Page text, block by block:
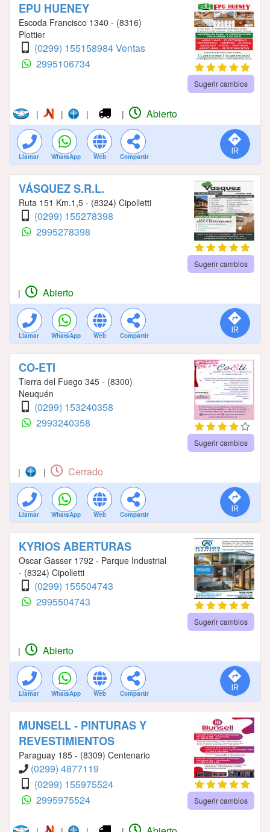
EPU HUENEY
Escoda Francisco 1340 - (8316)
Plottier
(0299) 155158984 Ventas
2995106734
Sugerir cambios
| | | | Abierto
Llamar WhatsApp Web Compartir
VÁSQUEZ S.R.L.
Ruta 151 Km.1,5 - (8324) Cipolletti
(0299) 155278398
2995278398
Sugerir cambios
| Abierto
Llamar WhatsApp Web Compartir
CO-ETI
Tierra del Fuego 345 - (8300)
Neuquén
(0299) 153240358
2993240358
Sugerir cambios
| | Cerrado
Llamar WhatsApp Web Compartir
KYRIOS ABERTURAS
Oscar Gasser 1792 - Parque Industrial
- (8324) Cipolletti
(0299) 155504743
2995504743
Sugerir cambios
| Abierto
Llamar WhatsApp Web Compartir
MUNSELL - PINTURAS Y
REVESTIMIENTOS
Paraguay 185 - (8309) Centenario
(0299) 4877119
(0299) 155975524
2995975524
Sugerir cambios